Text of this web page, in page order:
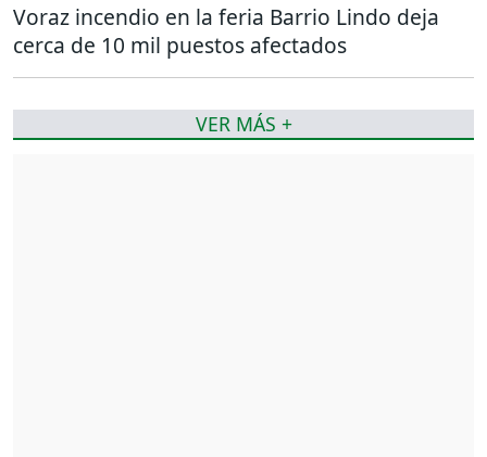
Voraz incendio en la feria Barrio Lindo deja
cerca de 10 mil puestos afectados
VER MÁS +